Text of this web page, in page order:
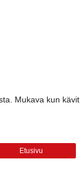
Mukava kun kävit
Etusivu